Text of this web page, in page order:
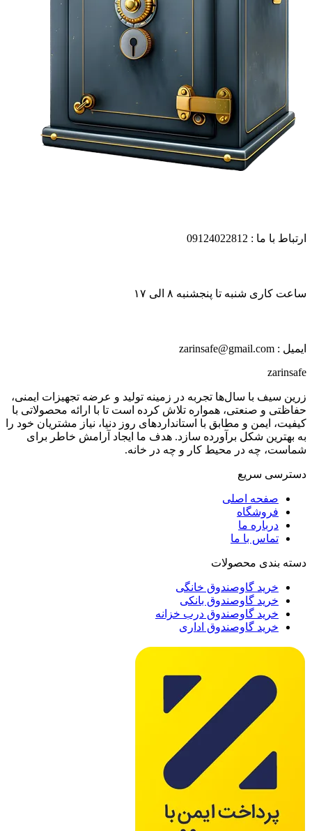
ارتباط با ما : 09124022812
ساعت کاری شنبه تا پنجشنبه ۸ الی ۱۷
ایمیل : zarinsafe@gmail.com
zarinsafe
زرین سیف با سال‌ها تجربه در زمینه تولید و عرضه تجهیزات ایمنی،
حفاظتی و صنعتی، همواره تلاش کرده است تا با ارائه محصولاتی با
کیفیت، ایمن و مطابق با استانداردهای روز دنیا، نیاز مشتریان خود را
به بهترین شکل برآورده سازد. هدف ما ایجاد آرامش خاطر برای
شماست، چه در محیط کار و چه در خانه.
دسترسی سریع
صفحه اصلی
فروشگاه
درباره ما
تماس با ما
دسته بندی محصولات
خرید گاوصندوق خانگی
خرید گاوصندوق بانکی
خرید گاوصندوق درب خزانه
خرید گاوصندوق اداری